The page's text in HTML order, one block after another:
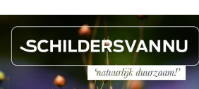
Verslag
Café
op